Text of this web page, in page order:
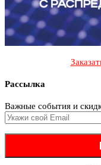
Рассылка
Важные события и